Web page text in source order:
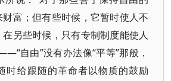
富；但有些时候，它暂时使人不
另些时候，只有专制制度能使人
自由”没有办法像“平等”那般，
时给跟随的革命者以物质的鼓励